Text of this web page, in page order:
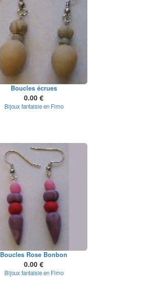
Boucles écrues
0.00 €
Bijoux fantaisie en Fimo
Boucles Rose Bonbon
0.00 €
Bijoux fantaisie en Fimo